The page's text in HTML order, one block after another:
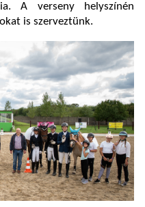
A verseny helyszínén
is szerveztünk.